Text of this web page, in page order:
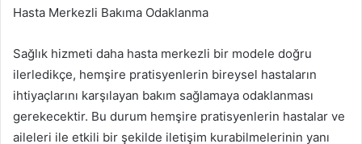
Hasta Merkezli Bakıma Odaklanma
Sağlık hizmeti daha hasta merkezli bir modele doğru
ilerledikçe, hemşire pratisyenlerin bireysel hastaların
ihtiyaçlarını karşılayan bakım sağlamaya odaklanması
gerekecektir. Bu durum hemşire pratisyenlerin hastalar ve
aileleri ile etkili bir şekilde iletişim kurabilmelerinin yanı